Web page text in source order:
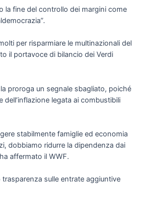
la fine del controllo dei margini come
per risparmiare le multinazionali del
il portavoce di bilancio dei Verdi
proroga un segnale sbagliato, poiché
dell’inflazione legata ai combustibili
stabilmente famiglie ed economia
dobbiamo ridurre la dipendenza dai
affermato il WWF.
trasparenza sulle entrate aggiuntive